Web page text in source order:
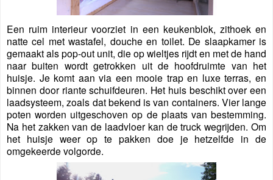
Een ruim interieur voorziet in een keukenblok, zithoek en
natte cel met wastafel, douche en toilet. De slaapkamer is
gemaakt als pop-out unit, die op wieltjes rijdt en met de hand
naar buiten wordt getrokken uit de hoofdruimte van het
huisje. Je komt aan via een mooie trap en luxe terras, en
binnen door riante schuifdeuren. Het huis beschikt over een
laadsysteem, zoals dat bekend is van containers. Vier lange
poten worden uitgeschoven op de plaats van bestemming.
Na het zakken van de laadvloer kan de truck wegrijden. Om
het huisje weer op te pakken doe je hetzelfde in de
omgekeerde volgorde.